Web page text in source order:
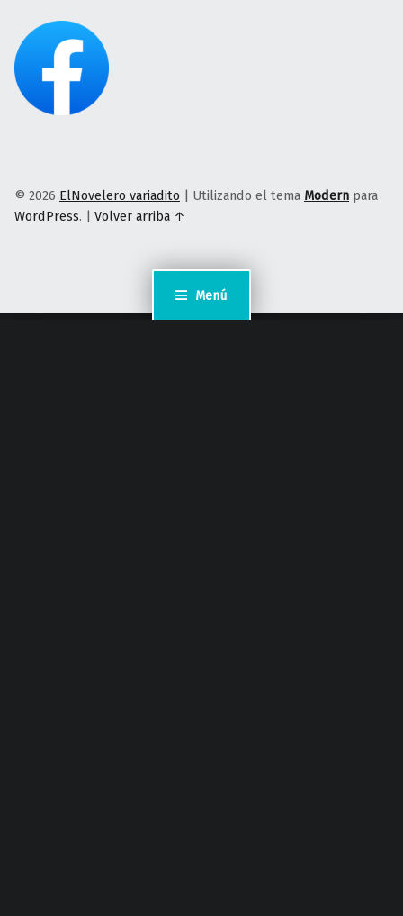
Menú
© 2026 ElNovelero variadito | Utilizando el tema Modern para
WordPress. | Volver arriba ↑